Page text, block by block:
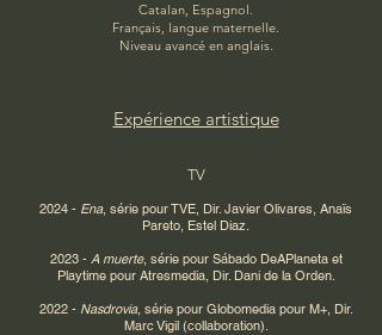
Catalan, Espagnol.
Français, langue maternelle.
Niveau avancé en anglais.
Expérience artistique
TV
2024 - Ena, série pour TVE, Dir. Javier Olivares, Anaïs
Pareto, Estel Diaz.
2023 - A muerte, série pour Sábado DeAPlaneta et
Playtime pour Atresmedia, Dir. Dani de la Orden.
2022 - Nasdrovia, série pour Globomedia pour M+, Dir.
Marc Vigil (collaboration).